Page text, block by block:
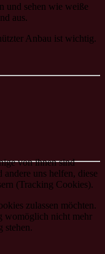
und sehen wie weiße
aus.
Anbau ist wichtig.
von ihnen sind
uns helfen, diese
(Tracking Cookies).
zulassen möchten.
womöglich nicht mehr
stehen.